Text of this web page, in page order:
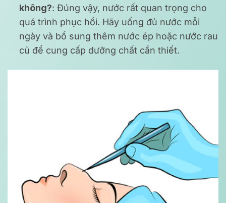
không?: Đúng vậy, nước rất quan trọng cho
quá trình phục hồi. Hãy uống đủ nước mỗi
ngày và bổ sung thêm nước ép hoặc nước rau
củ để cung cấp dưỡng chất cần thiết.